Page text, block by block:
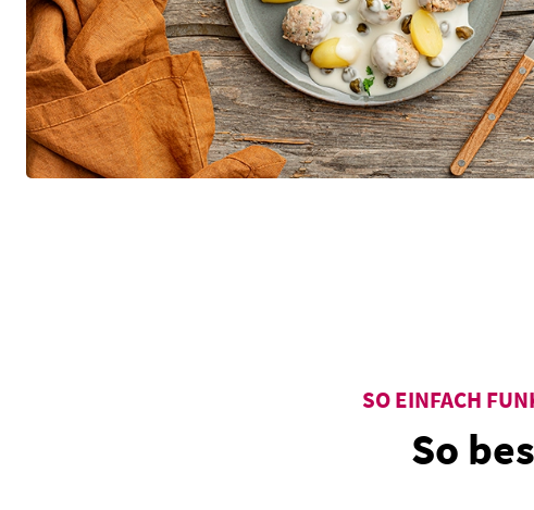
So
SO EINFACH